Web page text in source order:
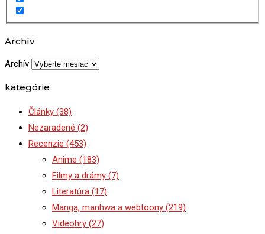
Archív
Archív
kategórie
Články (38)
Nezaradené (2)
Recenzie (453)
Anime (183)
Filmy a drámy (7)
Literatúra (17)
Manga, manhwa a webtoony (219)
Videohry (27)